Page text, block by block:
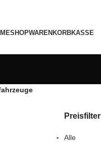
SHOPWARENKORBKASSE
Preisfilter
Alle